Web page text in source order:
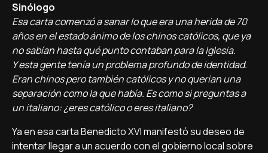
Sinólogo
Esa carta comenzó a sanar lo que era una herida de 70
años en el estado ánimo de los chinos católicos, que ya
no sabían hasta qué punto contaban para la Iglesia.
Y esta gente tenía un problema profundo de identidad.
Eran chinos pero también católicos y no querían una
separación como la que había. Es como si preguntas a
un italiano: ¿eres católico o eres italiano?
Ya en esa carta Benedicto XVI manifestó su deseo de
intentar llegar a un acuerdo con el gobierno local sobre